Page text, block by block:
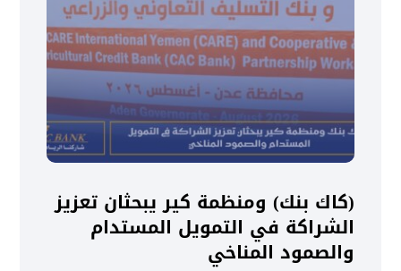
(كاك بنك) ومنظمة كير يبحثان تعزيز
الشراكة في التمويل المستدام
والصمود المناخي